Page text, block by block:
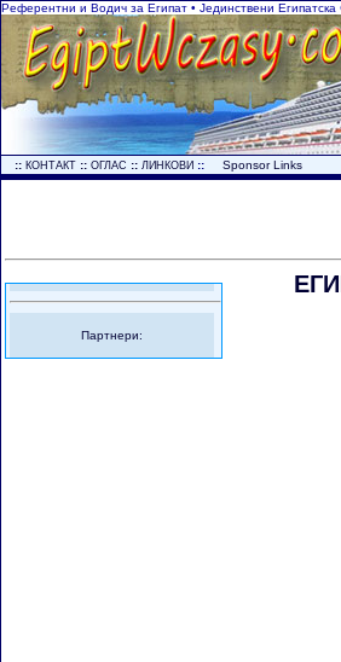
Референтни и Водич за Египат • Јединствени
:: КОНТАКТ :: ОГЛАС :: ЛИНКОВИ :: Sponsor Links
Партнери: